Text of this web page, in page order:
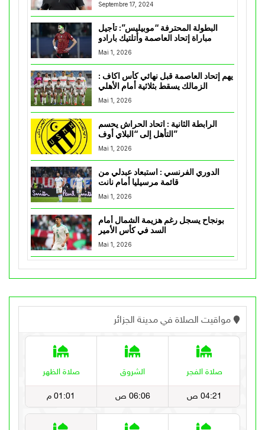
Septembre 17, 2024
البطولة المحترفة “موبيليس”: تأجيل
مباراة إتحاد العاصمة وأتلتيك بارادو
Mai 1, 2026
يهم إتحاد العاصمة قبل نهائي كأس اكاف :
Mai 1, 2026
الرابطة الثانية : اتحاد الحراش يحسم
التأهل إلى “البلاي أوف”
Mai 1, 2026
الدوري الفرنسي : استبعاد عبدلي من
قائمة مرسيليا أمام نانت
Mai 1, 2026
بونجاح يسجل رغم هزيمة الشمال أمام
السد في كأس الأمير
Mai 1, 2026